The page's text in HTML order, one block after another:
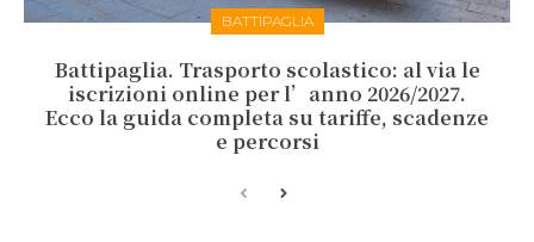
BATTIPAGLIA
Battipaglia. Trasporto scolastico: al via le
iscrizioni online per l’anno 2026/2027.
Ecco la guida completa su tariffe, scadenze
e percorsi